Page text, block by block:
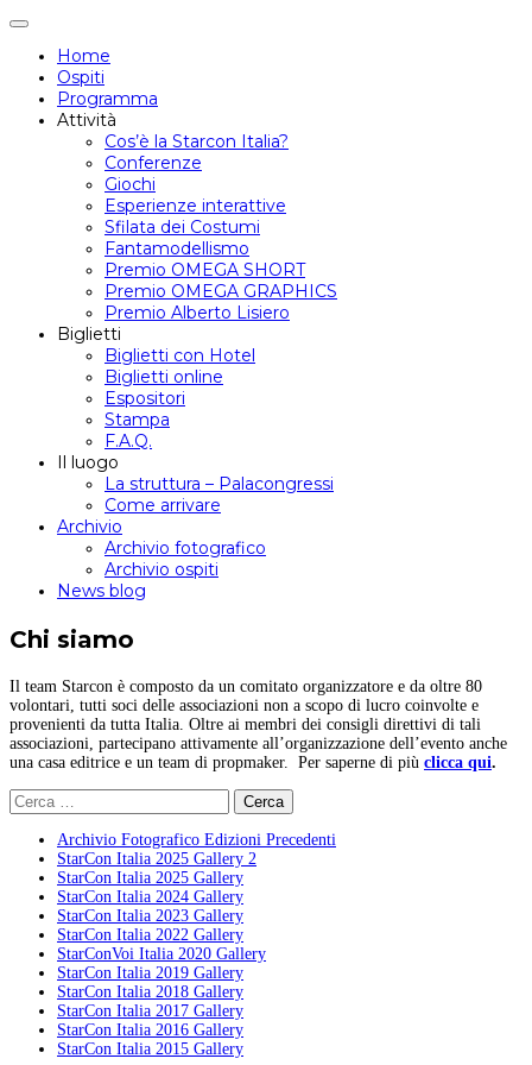
Attiva/disattiva
navigazione
Home
Ospiti
Programma
Attività
Cos’è la Starcon Italia?
Conferenze
Giochi
Esperienze interattive
Sfilata dei Costumi
Fantamodellismo
Premio OMEGA SHORT
Premio OMEGA GRAPHICS
Premio Alberto Lisiero
Biglietti
Biglietti con Hotel
Biglietti online
Espositori
Stampa
F.A.Q.
Il luogo
La struttura – Palacongressi
Come arrivare
Archivio
Archivio fotografico
Archivio ospiti
News blog
Chi siamo
Il team Starcon è composto da un comitato organizzatore e da oltre 80
volontari, tutti soci delle associazioni non a scopo di lucro coinvolte e
provenienti da tutta Italia. Oltre ai membri dei consigli direttivi di tali
associazioni, partecipano attivamente all’organizzazione dell’evento anche
una casa editrice e un team di propmaker. Per saperne di più clicca qui.
Ricerca
per:
Archivio Fotografico Edizioni Precedenti
StarCon Italia 2025 Gallery 2
StarCon Italia 2025 Gallery
StarCon Italia 2024 Gallery
StarCon Italia 2023 Gallery
StarCon Italia 2022 Gallery
StarConVoi Italia 2020 Gallery
StarCon Italia 2019 Gallery
StarCon Italia 2018 Gallery
StarCon Italia 2017 Gallery
StarCon Italia 2016 Gallery
StarCon Italia 2015 Gallery